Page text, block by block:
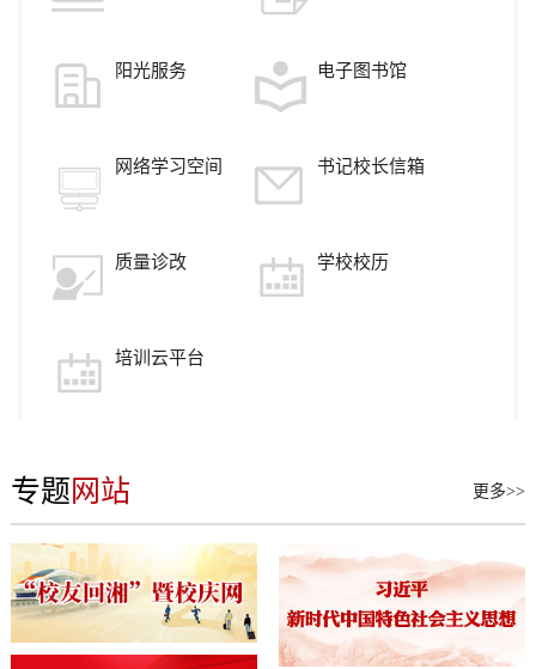
阳光服务 电子图书馆
网络学习空间 书记校长信箱
质量诊改 学校校历
培训云平台
专题网站 更多>>